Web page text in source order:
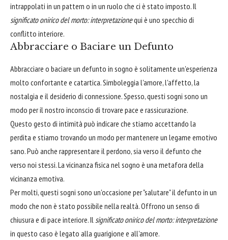
intrappolati in un pattern o in un ruolo che ci è stato imposto. Il
significato onirico del morto: interpretazionequi è uno specchio di
conflitto interiore.
Abbracciare o Baciare un Defunto
Abbracciare o baciare un defunto in sogno è solitamente un'esperienza
molto confortante e catartica. Simboleggia l'amore, l'affetto, la
nostalgia e il desiderio di connessione. Spesso, questi sogni sono un
modo per il nostro inconscio di trovare pace e rassicurazione.
Questo gesto di intimità può indicare che stiamo accettando la
perdita e stiamo trovando un modo per mantenere un legame emotivo
sano. Può anche rappresentare il perdono, sia verso il defunto che
verso noi stessi. La vicinanza fisica nel sogno è una metafora della
vicinanza emotiva.
Per molti, questi sogni sono un'occasione per "salutare" il defunto in un
modo che non è stato possibile nella realtà. Offrono un senso di
chiusura e di pace interiore. Il significato onirico del morto: interpretazione
in questo caso è legato alla guarigione e all'amore.